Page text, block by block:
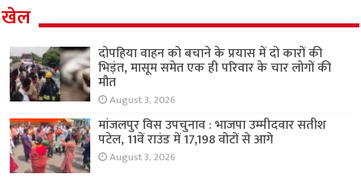
खेल
दोपहिया वाहन को बचाने के प्रयास में दो कारों की
भिड़ंत, मासूम समेत एक ही परिवार के चार लोगों की
मौत
August 3, 2026
मांजलपुर विस उपचुनाव : भाजपा उम्मीदवार सतीश
पटेल, 11वें राउंड में 17,198 वोटों से आगे
August 3, 2026